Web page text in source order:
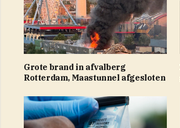
Grote brand in afvalberg
Rotterdam, Maastunnel afgesloten